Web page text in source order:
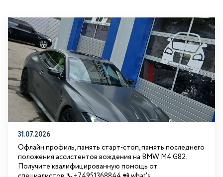
31.07.2026
Офлайн профиль, память старт-стоп, память последнего
положения ассистентов вождения на BMW М4 G82.
Получите квалифицированную помощь от